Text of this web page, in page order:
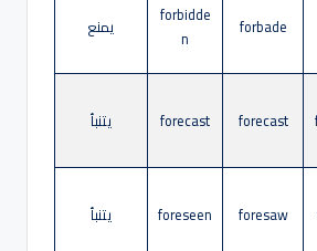
forbade
forbidde
n
يمنع
forecast
forecast يتنبأ
foresaw
foreseen يتنبأ